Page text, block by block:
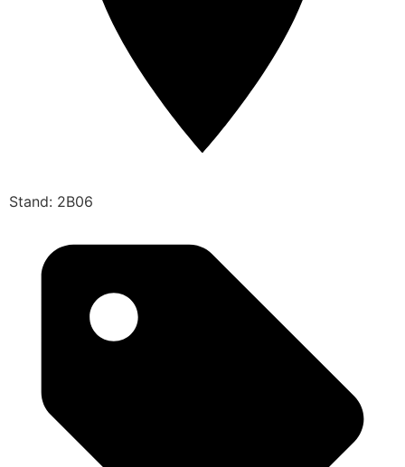
Stand: 2B06